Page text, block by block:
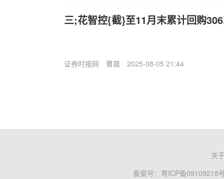
三;花智控{截}至11月末累计回购
证券时报网 曹晨 2025-08-05 21:44
关
备案号： 粤ICP备09109218